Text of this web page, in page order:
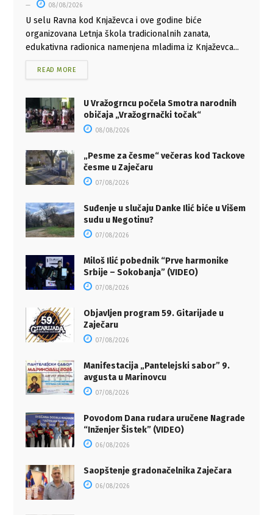
08/08/2026
U selu Ravna kod Knjaževca i ove godine biće
organizovana Letnja škola tradicionalnih zanata,
edukativna radionica namenjena mladima iz Knjaževca...
READ MORE
U Vražogrncu počela Smotra narodnih
običaja „Vražogrnački točak“
08/08/2026
„Pesme za česme“ večeras kod Tackove
česme u Zaječaru
07/08/2026
Suđenje u slučaju Danke Ilić biće u Višem
sudu u Negotinu?
07/08/2026
Miloš Ilić pobednik “Prve harmonike
Srbije – Sokobanja” (VIDEO)
07/08/2026
Objavljen program 59. Gitarijade u
Zaječaru
07/08/2026
Manifestacija „Pantelejski sabor” 9.
avgusta u Marinovcu
07/08/2026
Povodom Dana rudara uručene Nagrade
“Inženjer Šistek” (VIDEO)
06/08/2026
Saopštenje gradonačelnika Zaječara
06/08/2026